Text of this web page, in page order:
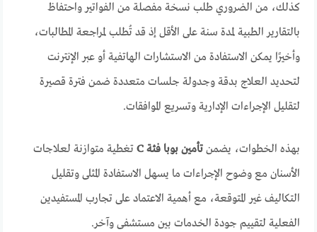
كذلك، من الضروري طلب نسخة مفصلة من الفواتير واحتفاظ
بالتقارير الطبية لمدة سنة على الأقل إذ قد تُطلب لمراجعة المطالبات،
وأخيرًا يمكن الاستفادة من الاستشارات الهاتفية أو عبر الإنترنت
لتحديد العلاج بدقة وجدولة جلسات متعددة ضمن فترة قصيرة
لتقليل الإجراءات الإدارية وتسريع الموافقات.
بهذه الخطوات، يضمنتأمين بوبا فئة C
تغطية متوازنة لعلاجات
الأسنان مع وضوح الإجراءات ما يسهل الاستفادة المثلى وتقليل
التكاليف غير المتوقعة، مع أهمية الاعتماد على تجارب المستفيدين
الفعلية لتقييم جودة الخدمات بين مستشفى وآخر.